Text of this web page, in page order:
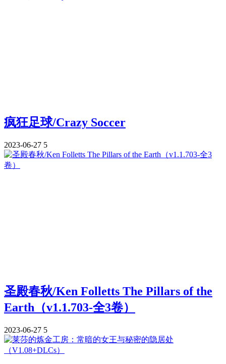
疯狂足球/Crazy Soccer
2023-06-27 5
圣殿春秋/Ken Folletts The Pillars of the
Earth（v1.1.703-全3卷）
2023-06-27 5